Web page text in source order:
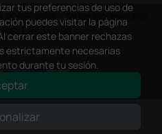
2005-2026 - Todos los derechos
B66341298
and the Google
tus preferencias de uso de
puedes visitar la página
cerrar este banner rechazas
estrictamente necesarias
durante tu sesión.